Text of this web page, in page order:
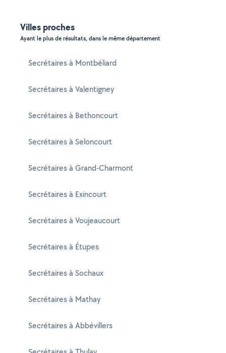
Villes proches
Ayant le plus de résultats, dans le même département
Secrétaires à Montbéliard
Secrétaires à Valentigney
Secrétaires à Bethoncourt
Secrétaires à Seloncourt
Secrétaires à Grand-Charmont
Secrétaires à Exincourt
Secrétaires à Voujeaucourt
Secrétaires à Étupes
Secrétaires à Sochaux
Secrétaires à Mathay
Secrétaires à Abbévillers